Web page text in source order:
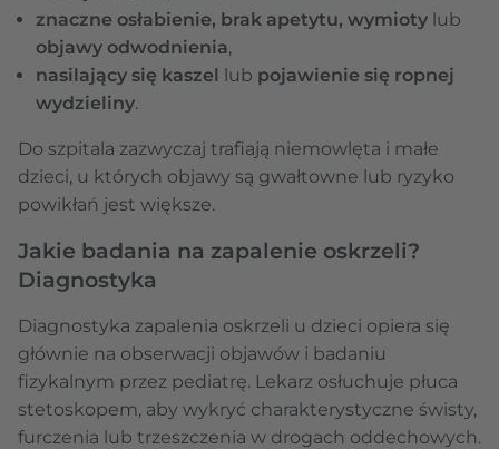
znaczne osłabienie, brak apetytu, wymioty lub
objawy odwodnienia,
nasilający się kaszel lub pojawienie się ropnej
wydzieliny.
Do szpitala zazwyczaj trafiają niemowlęta i małe
dzieci, u których objawy są gwałtowne lub ryzyko
powikłań jest większe.
Jakie badania na zapalenie oskrzeli?
Diagnostyka
Diagnostyka zapalenia oskrzeli u dzieci opiera się
głównie na obserwacji objawów i badaniu
fizykalnym przez pediatrę. Lekarz osłuchuje płuca
stetoskopem, aby wykryć charakterystyczne świsty,
furczenia lub trzeszczenia w drogach oddechowych.